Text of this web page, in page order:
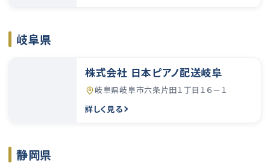
岐阜県
株式会社 日本ピアノ配送岐阜
岐阜県岐阜市六条片田１丁目１６－１
詳しく見る
静岡県